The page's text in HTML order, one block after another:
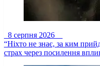
8 серпня 2026
“Ніхто не знає, за ким
страх через посилення